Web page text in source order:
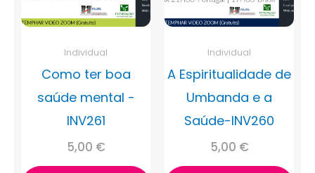
Individual
Como ter boa
saúde mental -
INV261
5,00 €
Individual
A Espiritualidade de
Umbanda e a
Saúde-INV260
5,00 €